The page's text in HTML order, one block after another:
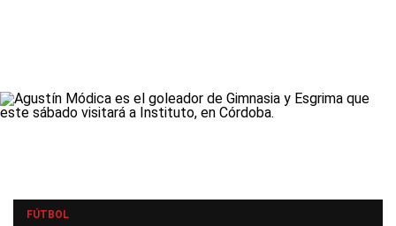
FÚTBOL